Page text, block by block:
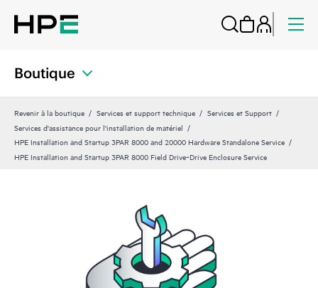
Boutique
Revenir à la boutique Services et support technique
Services et Support
Services d'assistance pour l'installation de matériel
HPE Installation and Startup 3PAR 8000 and 20000 Hardware Standalone Service
HPE Installation and Startup 3PAR 8000 Field Drive‑Drive Enclosure Service